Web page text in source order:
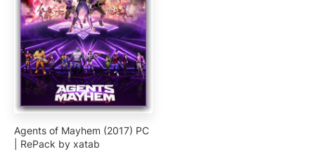
Agents of Mayhem (2017) PC
| RePack by xatab